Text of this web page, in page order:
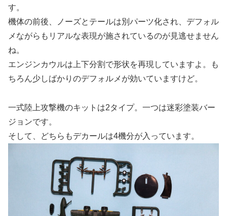
す。
機体の前後、ノーズとテールは別パーツ化され、デフォル
メながらもリアルな表現が施されているのが見逃せません
ね。
エンジンカウルは上下分割で形状を再現していますよ。も
ちろん少しばかりのデフォルメが効いていますけど。
一式陸上攻撃機のキットは2タイプ。一つは迷彩塗装バー
ジョンです。
そして、どちらもデカールは4機分が入っています。